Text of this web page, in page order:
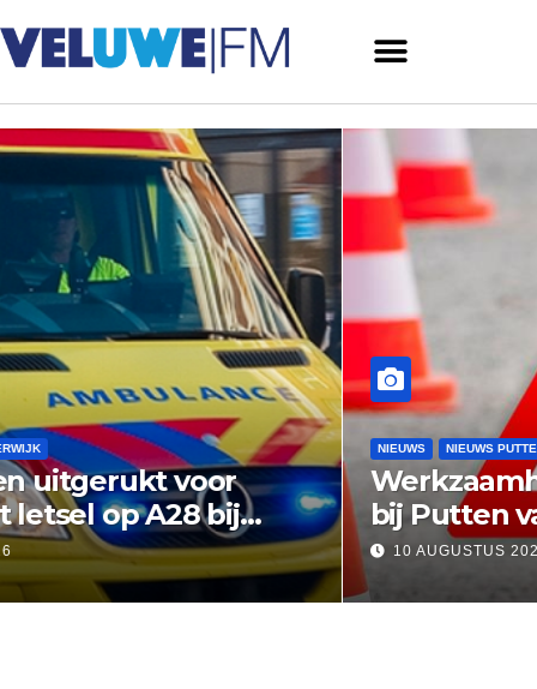
NIEUWS NIEUWS PUTTEN
Werkzaamheden rotonde N798
bij Putten vandaag van start
10 AUGUSTUS 2026